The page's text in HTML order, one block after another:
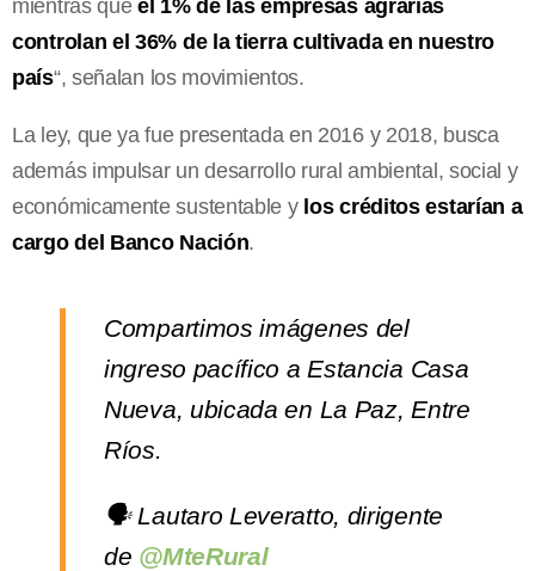
mientras queel 1% de las empresas agrarias
controlan el 36% de la tierra cultivada en nuestro
país“, señalan los movimientos.
La ley, que ya fue presentada en 2016 y 2018, busca
además impulsar un desarrollo rural ambiental, social y
económicamente sustentable y los créditos estarían a
cargo del Banco Nación.
Compartimos imágenes del
ingreso pacífico a Estancia Casa
Nueva, ubicada en La Paz, Entre
Ríos.
🗣 Lautaro Leveratto, dirigente
de @MteRural